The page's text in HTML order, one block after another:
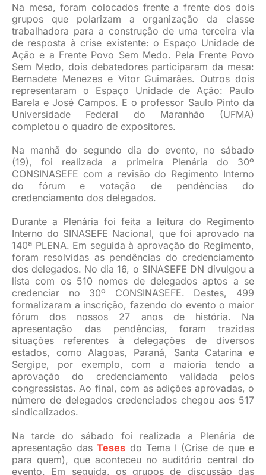
Na mesa, foram colocados frente a frente dos dois
grupos que polarizam a organização da classe
trabalhadora para a construção de uma terceira via
de resposta à crise existente: o Espaço Unidade de
Ação e a Frente Povo Sem Medo. Pela Frente Povo
Sem Medo, dois debatedores participaram da mesa:
Bernadete Menezes e Vitor Guimarães. Outros dois
representaram o Espaço Unidade de Ação: Paulo
Barela e José Campos. E o professor Saulo Pinto da
Universidade Federal do Maranhão (UFMA)
completou o quadro de expositores.
Na manhã do segundo dia do evento, no sábado
(19), foi realizada a primeira Plenária do 30º
CONSINASEFE com a revisão do Regimento Interno
do fórum e votação de pendências do
credenciamento dos delegados.
Durante a Plenária foi feita a leitura do Regimento
Interno do SINASEFE Nacional, que foi aprovado na
140ª PLENA. Em seguida à aprovação do Regimento,
foram resolvidas as pendências do credenciamento
dos delegados. No dia 16, o SINASEFE DN divulgou a
lista com os 510 nomes de delegados aptos a se
credenciar no 30º CONSINASEFE. Destes, 499
formalizaram a inscrição, fazendo do evento o maior
fórum dos nossos 27 anos de história. Na
apresentação das pendências, foram trazidas
situações referentes à delegações de diversos
estados, como Alagoas, Paraná, Santa Catarina e
Sergipe, por exemplo, com a maioria tendo a
aprovação do credenciamento validada pelos
congressistas. Ao final, com as adições aprovadas, o
número de delegados credenciados chegou aos 517
sindicalizados.
Na tarde do sábado foi realizada a Plenária de
apresentação dasTeses do Tema I (Crise de que e
para quem), que aconteceu no auditório central do
evento. Em seguida, os grupos de discussão das